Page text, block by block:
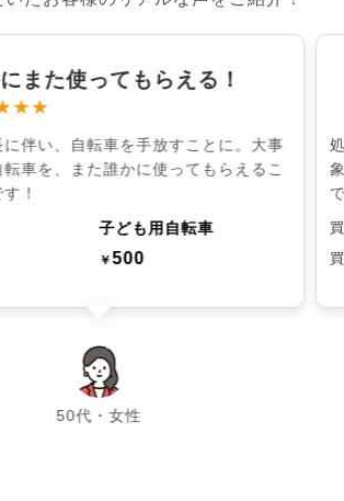
また使ってもらえる！
伴い、自転車を手放すことに。大事
車を、また誰かに使ってもらえるこ
！
子ども用自転車
￥500
50代・女性
chevron_left chevron_right